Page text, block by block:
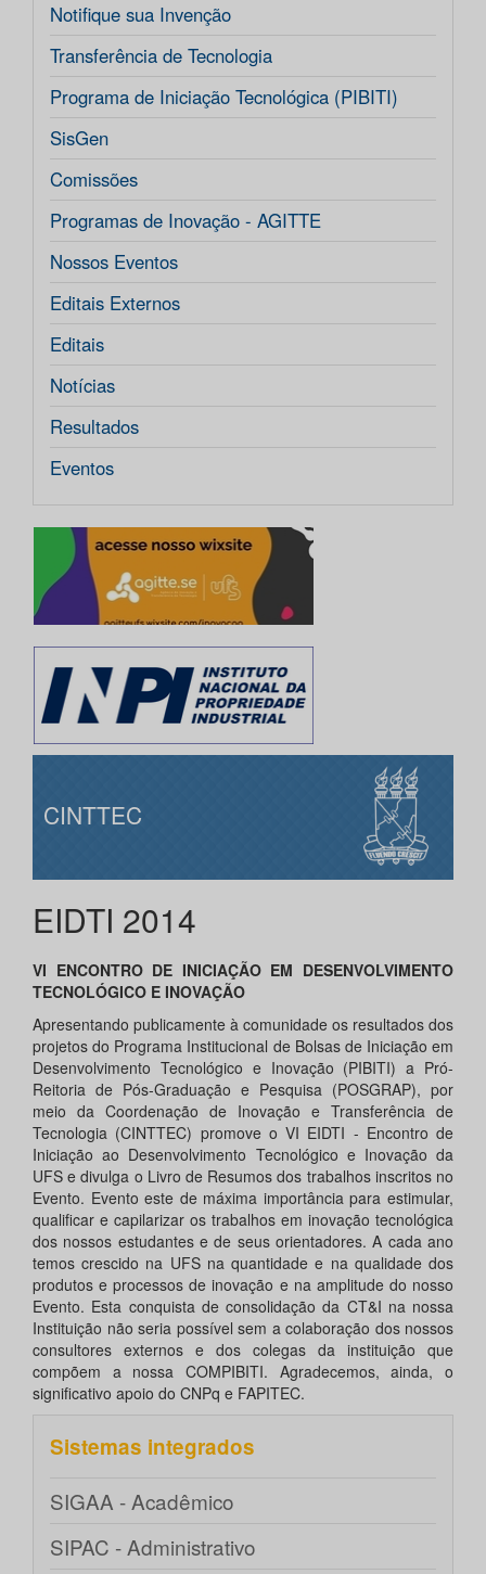
Notifique sua Invenção
Transferência de Tecnologia
Programa de Iniciação Tecnológica (PIBITI)
SisGen
Comissões
Programas de Inovação - AGITTE
Nossos Eventos
Editais Externos
Editais
Notícias
Resultados
Eventos
CINTTEC
EIDTI 2014
VI ENCONTRO DE INICIAÇÃO EM DESENVOLVIMENTO
TECNOLÓGICO E INOVAÇÃO
Apresentando publicamente à comunidade os resultados dos
projetos do Programa Institucional de Bolsas de Iniciação em
Desenvolvimento Tecnológico e Inovação (PIBITI) a Pró-
Reitoria de Pós-Graduação e Pesquisa (POSGRAP), por
meio da Coordenação de Inovação e Transferência de
Tecnologia (CINTTEC) promove o VI EIDTI - Encontro de
Iniciação ao Desenvolvimento Tecnológico e Inovação da
UFS e divulga o Livro de Resumos dos trabalhos inscritos no
Evento. Evento este de máxima importância para estimular,
qualificar e capilarizar os trabalhos em inovação tecnológica
dos nossos estudantes e de seus orientadores. A cada ano
temos crescido na UFS na quantidade e na qualidade dos
produtos e processos de inovação e na amplitude do nosso
Evento. Esta conquista de consolidação da CT&I na nossa
Instituição não seria possível sem a colaboração dos nossos
consultores externos e dos colegas da instituição que
compõem a nossa COMPIBITI. Agradecemos, ainda, o
significativo apoio do CNPq e FAPITEC.
Sistemas integrados
SIGAA - Acadêmico
SIPAC - Administrativo